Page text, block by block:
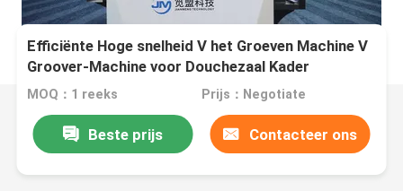
Efficiënte Hoge snelheid V het Groeven Machine V
Groover-Machine voor Douchezaal Kader
MOQ：1 reeks Prijs：Negotiate
Beste prijs Contacteer ons